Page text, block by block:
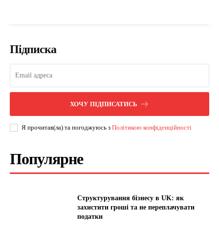
Підписка
ХОЧУ ПІДПИСАТИСЬ
Я прочитав(ла) та погоджуюсь з Політикою конфіденційності
Популярне
Структурування бізнесу в UK: як
захистити гроші та не переплачувати
податки